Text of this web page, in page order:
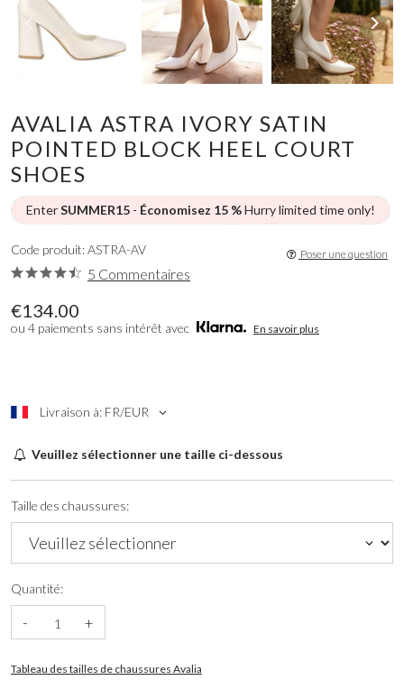
AVALIA ASTRA IVORY SATIN
POINTED BLOCK HEEL COURT
SHOES
EnterSUMMER15 - Économisez 15 %Hurry limited time only!
€134.00
ou 4 paiements sans intérêt avec En savoir plus
Livraison à: FR/EUR
Code produit: ASTRA-AV
5 Commentaires
Poser une question
Veuillez sélectionner une taille ci-dessous
Taille des chaussures:
Quantité:
- +
Tableau des tailles de chaussures Avalia